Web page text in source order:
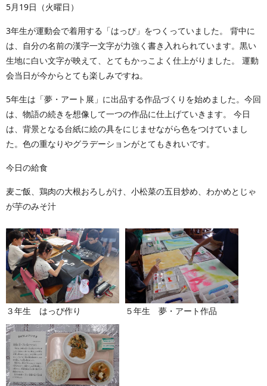
5月19日（火曜日）
3年生が運動会で着用する「はっぴ」をつくっていました。 背中に
は、自分の名前の漢字一文字が力強く書き入れられています。黒い
生地に白い文字が映えて、とてもかっこよく仕上がりました。 運動
会当日が今からとても楽しみですね。
5年生は「夢・アート展」に出品する作品づくりを始めました。今回
は、物語の続きを想像して一つの作品に仕上げていきます。 今日
は、背景となる台紙に絵の具をにじませながら色をつけていまし
た。色の重なりやグラデーションがとてもきれいです。
今日の給食
麦ご飯、鶏肉の大根おろしがけ、小松菜の五目炒め、わかめとじゃ
が芋のみそ汁
３年生 はっぴ作り ５年生 夢・アート作品